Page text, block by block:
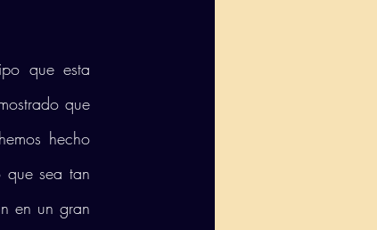
que esta
que
hecho
sea tan
en un gran